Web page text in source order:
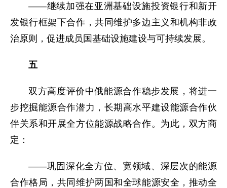
——继续加强在亚洲基础设施投资银行和新开
发银行框架下合作，共同维护多边主义和机构非政
治原则，促进成员国基础设施建设与可持续发展。
五
双方高度评价中俄能源合作稳步发展，将进一
步挖掘能源合作潜力，长期高水平建设能源合作伙
伴关系和开展全方位能源战略合作。为此，双方商
定：
——巩固深化全方位、宽领域、深层次的能源
合作格局，共同维护两国和全球能源安全，推动全